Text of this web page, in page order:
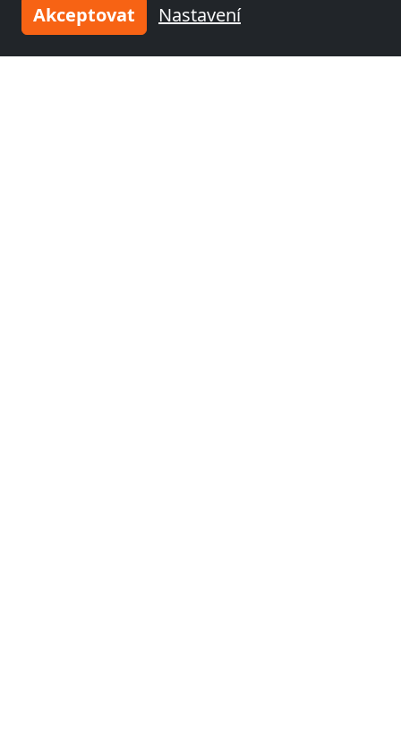
Akceptovat Nastavení